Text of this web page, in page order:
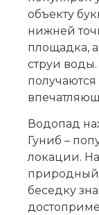
объекту
нижней
площадка,
струи
Водопад
Гуниб –
локации.
природный
беседку